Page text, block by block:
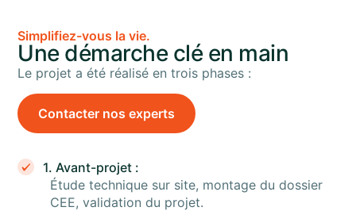
Simplifiez-vous la vie.
Une démarche clé en main
Le projet a été réalisé en trois phases :
Contacter nos experts
1. Avant-projet :
Étude technique sur site, montage du dossier
CEE, validation du projet.